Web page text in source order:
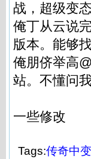
战，超级变
俺丁从云说
版本。能够
俺朋侪举高
站。不懂问我
一些修改
Tags:传奇中